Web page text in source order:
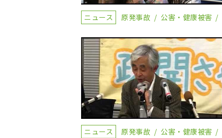
ニュース 原発事故 公害・健康被害
ニュース 原発事故 公害・健康被害